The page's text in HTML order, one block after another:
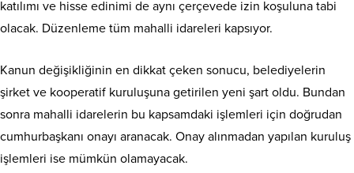
katılımı ve hisse edinimi de aynı çerçevede izin koşuluna tabi
olacak. Düzenleme tüm mahalli idareleri kapsıyor.
Kanun değişikliğinin en dikkat çeken sonucu, belediyelerin
şirket ve kooperatif kuruluşuna getirilen yeni şart oldu. Bundan
sonra mahalli idarelerin bu kapsamdaki işlemleri için doğrudan
cumhurbaşkanı onayı aranacak. Onay alınmadan yapılan kuruluş
işlemleri ise mümkün olamayacak.